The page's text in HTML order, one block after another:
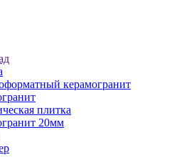
керамогранит
плитка
20мм